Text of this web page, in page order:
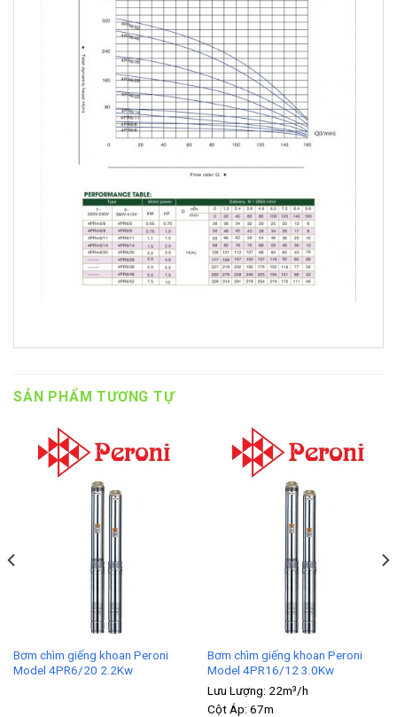
SẢN PHẨM TƯƠNG TỰ
Bơm chìm giếng khoan Peroni
Model 4PR6/20 2.2Kw
Bơm chìm giếng khoan Peroni
Model 4PR16/12 3.0Kw
Lưu Lượng: 22m³/h
Cột Áp: 67m